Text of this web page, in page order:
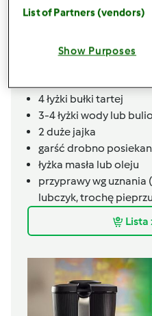
przewaga marchewki i
mięso z 2 nóżek (lub 5-
rosołu), obrane – ok.
mięso, które
4 łyżki bułki tartej
3-4 łyżki wody lub
2 duże jajka
garść drobno
łyżka masła lub oleju
przyprawy wg uznania
lubczyk, trochę
Lista
List of Partners (vendors)
Show Purposes